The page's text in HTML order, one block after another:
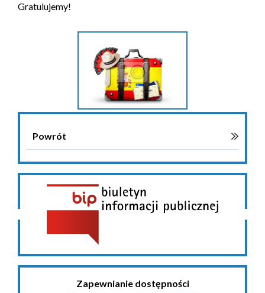
Gratulujemy!
Powrót
Zapewnianie dostępności